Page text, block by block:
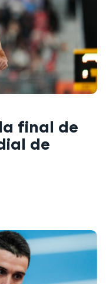
final de
de